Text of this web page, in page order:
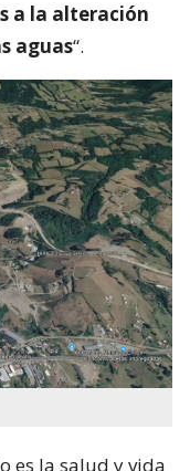
a la alteración
aguas“.
es la salud y vida